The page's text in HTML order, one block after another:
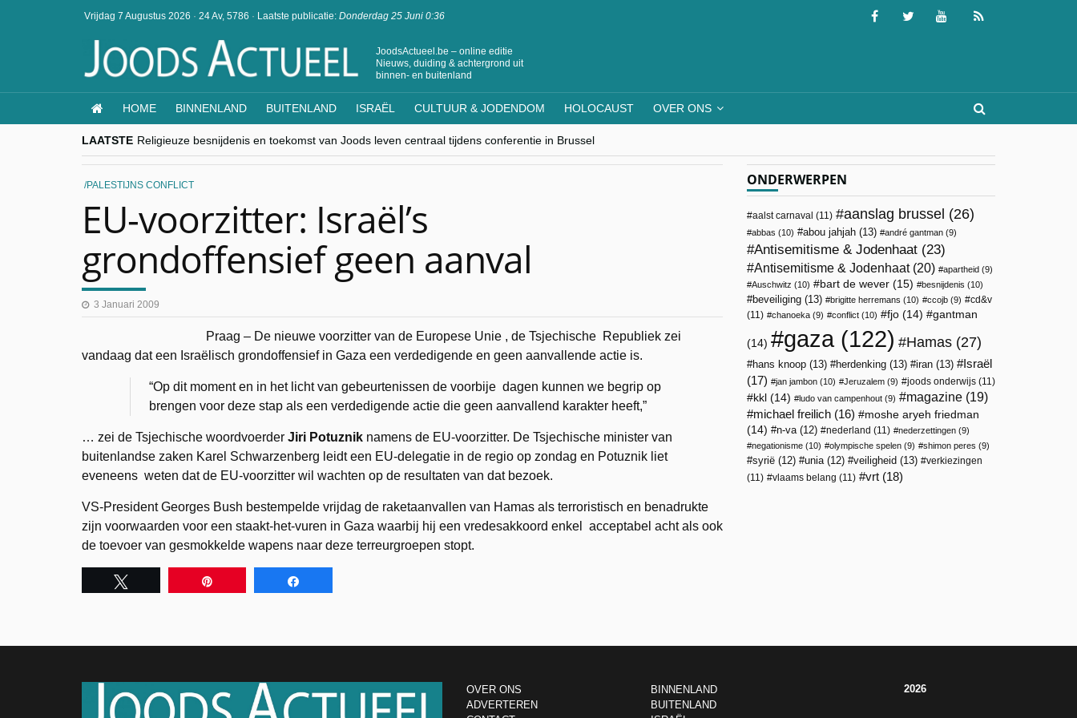
Vrijdag 7 Augustus 2026 · 24 Av, 5786 · Laatste publicatie: Donderdag 25 Juni 0:36
JoodsActueel.be – online editie
Nieuws, duiding & achtergrond uit
binnen- en buitenland
HOME BINNENLAND BUITENLAND ISRAËL CULTUUR & JODENDOM HOLOCAUST OVER ONS
LAATSTE Religieuze besnijdenis en toekomst van Joods leven centraal tijdens conferentie in Brussel
“Besnijdenisdebat toont hoe moeilijk seculiere Westen minderheden begrijpt”, Jinnih Beels (Vooruit)
CITYTRIP | ROEMENIË – Boekarest: de verrassing van Oost-Europa
“Vandaag zit elke Jood in België op de beklaagdenbank”
PALESTIJNS CONFLICT
EU-voorzitter: Israël’s
grondoffensief geen aanval
3 Januari 2009
Praag – De nieuwe voorzitter van de Europese Unie , de Tsjechische Republiek zei
vandaag dat een Israëlisch grondoffensief in Gaza een verdedigende en geen aanvallende actie is.
“Op dit moment en in het licht van gebeurtenissen de voorbije dagen kunnen we begrip op
brengen voor deze stap als een verdedigende actie die geen aanvallend karakter heeft,”
… zei de Tsjechische woordvoerder Jiri Potuznik namens de EU-voorzitter. De Tsjechische minister van
buitenlandse zaken Karel Schwarzenberg leidt een EU-delegatie in de regio op zondag en Potuznik liet
eveneens weten dat de EU-voorzitter wil wachten op de resultaten van dat bezoek.
VS-President Georges Bush bestempelde vrijdag de raketaanvallen van Hamas als terroristisch en benadrukte
zijn voorwaarden voor een staakt-het-vuren in Gaza waarbij hij een vredesakkoord enkel acceptabel acht als ook
de toevoer van gesmokkelde wapens naar deze terreurgroepen stopt.
ONDERWERPEN
aalst carnaval (11) aanslag brussel (26)
abbas (10) abou jahjah (13) andré gantman (9)
Antisemitisme & Jodenhaat (23)
Antisemitisme & Jodenhaat(20) apartheid (9)
Auschwitz (10) bart de wever (15) besnijdenis (10)
beveiliging (13) brigitte herremans (10) ccojb (9)
cd&v
(11)
chanoeka (9) conflict (10) fjo (14) gantman
(14) gaza(122) Hamas (27)
hans knoop (13) herdenking (13) iran (13)
Israël
(17)
jan jambon (10) Jeruzalem (9) joods onderwijs (11)
kkl (14) ludo van campenhout (9) magazine (19)
michael freilich (16)
moshe aryeh friedman
(14)
n-va(12) nederland (11) nederzettingen (9)
negationisme (10) olympische spelen (9) shimon peres (9)
syrië (12) unia(12) veiligheid (13)
verkiezingen
(11)
vlaams belang (11) vrt (18)
OVER ONS
ADVERTEREN
BINNENLAND
BUITENLAND
2026